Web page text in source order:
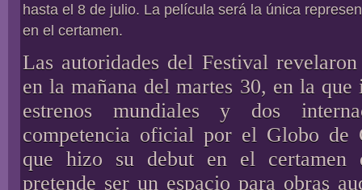
hasta el 8 de julio. La película será la única
en el certamen.
Las autoridades del Festival
en la mañana del martes 30, en la
estrenos mundiales y dos
competencia oficial por el Globo de
que hizo su debut en el certamen
pretende ser un espacio para obras